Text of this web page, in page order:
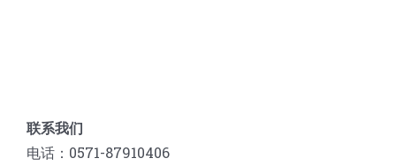
联系我们
电话：0571-87910406